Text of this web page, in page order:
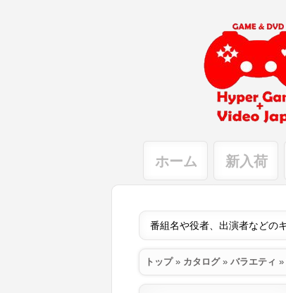
ホーム 新入荷
トップ» カタログ» バラエティ »